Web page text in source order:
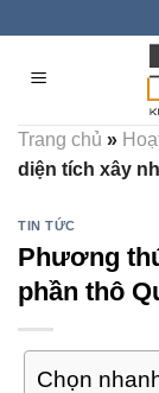
content
Trang chủ »
diện tích xây
TIN TỨC
Phương
phần thô
Chọn